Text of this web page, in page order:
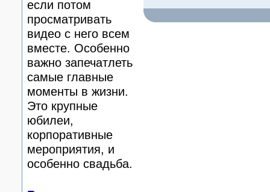
если потом
просматривать
видео с него всем
вместе. Особенно
важно запечатлеть
самые главные
моменты в жизни.
Это крупные
юбилеи,
корпоративные
мероприятия, и
особенно свадьба.